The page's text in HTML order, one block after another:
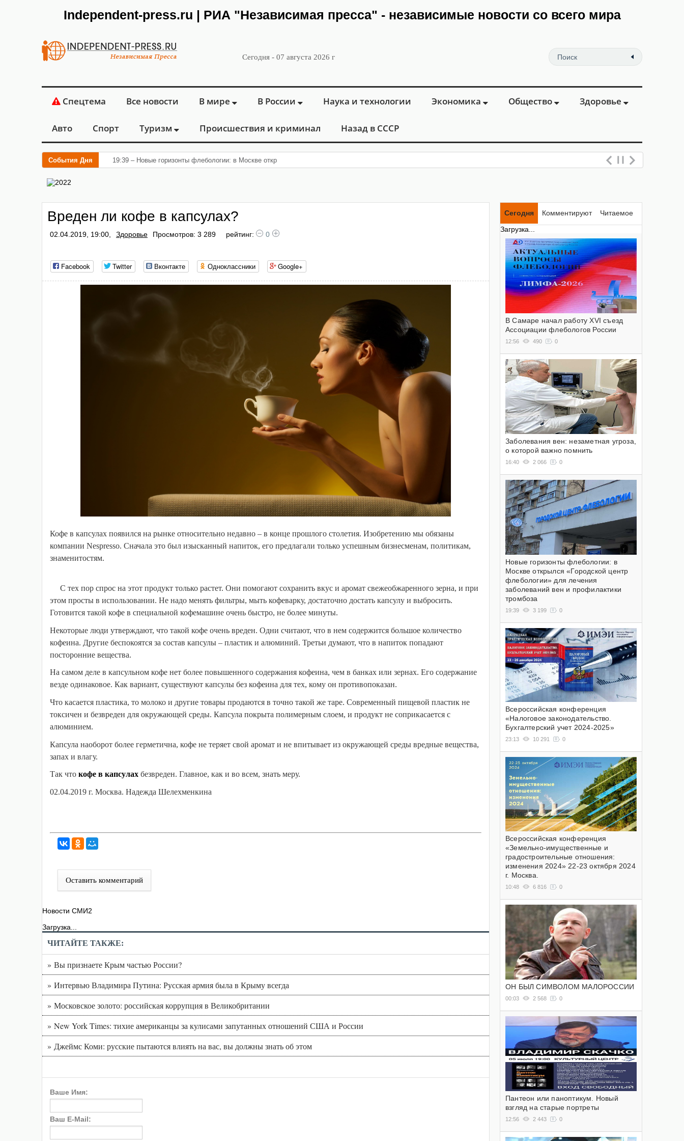
Independent-press.ru | РИА "Независимая пресса" - независимые новости со всего мира
Сегодня - 07 августа 2026 г
Спецтема Все новости В мире В России Наука и технологии Экономика Общество Здоровье
Авто Спорт Туризм Происшествия и криминал Назад в СССР
События Дня 19:39 – Новые горизонты флебологии: в Москве открылся «Городской центр флебол
Вреден ли кофе в капсулах?
02.04.2019, 19:00, Здоровье Просмотров: 3 289 рейтинг: 0
Facebook Twitter Вконтакте Одноклассники Google+
Кофе в капсулах появился на рынке относительно недавно – в конце прошлого столетия. Изобретению мы обязаны
компании Nespresso. Сначала это был изысканный напиток, его предлагали только успешным бизнесменам, политикам,
знаменитостям.
С тех пор спрос на этот продукт только растет. Они помогают сохранить вкус и аромат свежеобжаренного зерна, и при
этом просты в использовании. Не надо менять фильтры, мыть кофеварку, достаточно достать капсулу и выбросить.
Готовится такой кофе в специальной кофемашине очень быстро, не более минуты.
Некоторые люди утверждают, что такой кофе очень вреден. Одни считают, что в нем содержится большое количество
кофеина. Другие беспокоятся за состав капсулы – пластик и алюминий. Третьи думают, что в напиток попадают
посторонние вещества.
На самом деле в капсульном кофе нет более повышенного содержания кофеина, чем в банках или зернах. Его содержание
везде одинаковое. Как вариант, существуют капсулы без кофеина для тех, кому он противопоказан.
Что касается пластика, то молоко и другие товары продаются в точно такой же таре. Современный пищевой пластик не
токсичен и безвреден для окружающей среды. Капсула покрыта полимерным слоем, и продукт не соприкасается с
алюминием.
Капсула наоборот более герметична, кофе не теряет свой аромат и не впитывает из окружающей среды вредные вещества,
запах и влагу.
Так что кофе в капсулах безвреден. Главное, как и во всем, знать меру.
02.04.2019 г. Москва. Надежда Шелехменкина
Оставить комментарий
Новости СМИ2
Загрузка...
ЧИТАЙТЕ ТАКЖЕ:
» Вы признаете Крым частью России?
» Интервью Владимира Путина: Русская армия была в Крыму всегда
» Московское золото: российская коррупция в Великобритании
» New York Times: тихие американцы за кулисами запутанных отношений США и России
» Джеймс Коми: русские пытаются влиять на вас, вы должны знать об этом
Ваше Имя:
Ваш E-Mail:
Сегодня Комментируют
Читаемое
Загрузка...
В Самаре начал работу XVI съезд
Ассоциации флебологов России
12:56 490 0
Заболевания вен: незаметная угроза,
о которой важно помнить
16:40 2 066 0
Новые горизонты флебологии: в
Москве открылся «Городской центр
флебологии» для лечения
заболеваний вен и профилактики
тромбоза
19:39 3 199 0
Всероссийская конференция
«Налоговое законодательство.
Бухгалтерский учет 2024-2025»
23:13 10 291 0
Всероссийская конференция
«Земельно-имущественные и
градостроительные отношения:
изменения 2024» 22-23 октября 2024
г. Москва.
10:48 6 816 0
ОН БЫЛ СИМВОЛОМ МАЛОРОССИИ
00:03 2 568 0
Пантеон или паноптикум. Новый
взгляд на старые портреты
12:56 2 443 0